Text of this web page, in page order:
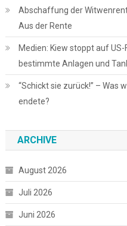
Abschaffung der
Aus der Rente
Medien: Kiew stoppt auf
bestimmte Anlagen und
“Schickt sie zurück!” – Was
endete?
ARCHIVE
August 2026
Juli 2026
Juni 2026